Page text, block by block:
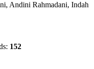
Andini Rahmadani, Indah
152